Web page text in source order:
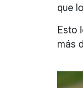
que
Esto
más